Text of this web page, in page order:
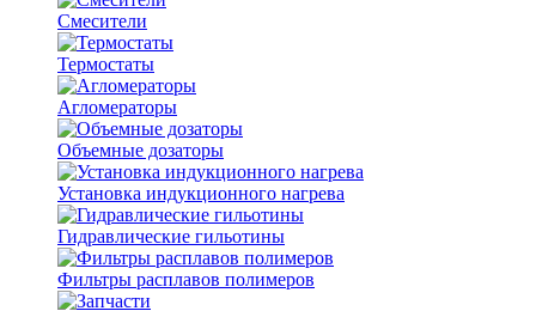
Смесители
Термостаты
Агломераторы
Объемные дозаторы
Установка индукционного нагрева
Гидравлические гильотины
Фильтры расплавов полимеров